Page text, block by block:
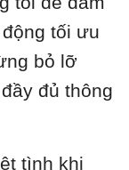
tối ưu
bỏ lỡ
đủ thông
tình khi